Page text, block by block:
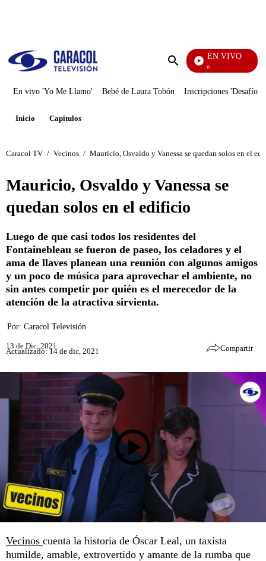
Enviar
EN VIVO
También Caerás
En vivo 'Yo Me Llamo' Bebé de Laura Tobón Inscripciones 'Desafío'
Inicio Capítulos
Caracol TV / Vecinos / Mauricio, Osvaldo y Vanessa se quedan solos en el
Mauricio, Osvaldo y Vanessa se
quedan solos en el edificio
Luego de que casi todos los residentes del
Fontainebleau se fueron de paseo, los celadores y el
ama de llaves planean una reunión con algunos amigos
y un poco de música para aprovechar el ambiente, no
sin antes competir por quién es el merecedor de la
atención de la atractiva sirvienta.
Por: Caracol Televisión
13 de Dic, 2021
Actualizado: 14 de dic, 2021 Compartir
Vecinos cuenta la historia de Óscar Leal, un taxista
humilde, amable, extrovertido y amante de la rumba que